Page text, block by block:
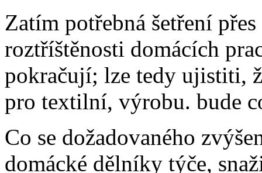
Zatím potřebná šetření
roztříštěnosti domácích
pokračují; lze tedy ujistiti,
pro textilní, výrobu. bude
Co se dožadovaného
domácké dělníky týče,